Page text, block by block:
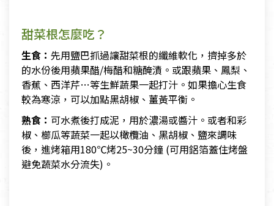
甜菜根怎麼吃？
生食： 先用鹽巴抓過讓甜菜根的纖維軟化，擠掉多於
的水份後用蘋果醋/梅醋和糖醃漬。或跟蘋果、鳳梨、
香蕉、西洋芹…等生鮮蔬果一起打汁。如果擔心生食
較為寒涼，可以加點黑胡椒、薑黃平衡。
熟食： 可水煮後打成泥，用於濃湯或醬汁。或者和彩
椒、櫛瓜等蔬菜一起以橄欖油、黑胡椒、鹽來調味
後，進烤箱用180℃烤25~30分鐘 (可用鋁箔蓋住烤盤
避免蔬菜水分流失)。